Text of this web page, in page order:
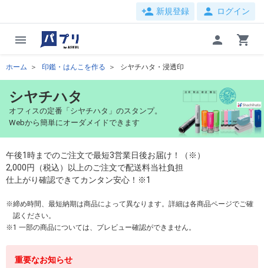
person_add 新規登録 person ログイン
menu person shopping_cart
ホーム 印鑑・はんこを作る シヤチハタ・浸透印
シヤチハタ
オフィスの定番「シヤチハタ」のスタンプ。
Webから簡単にオーダメイドできます
午後1時までのご注文で最短3営業日後お届け！（※）
2,000円（税込）以上のご注文で配送料当社負担
仕上がり確認できてカンタン安心！※1
締め時間、最短納期は商品によって異なります。詳細は各商品ページでご確
認ください。
1 一部の商品については、プレビュー確認ができません。
重要なお知らせ